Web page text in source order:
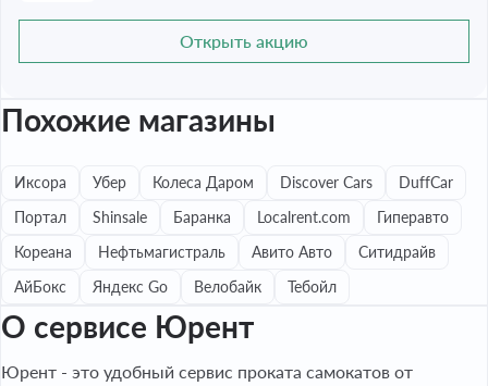
Открыть акцию
Похожие магазины
Иксора Убер Колеса Даром Discover Cars
DuffCar
Портал
Shinsale Баранка Localrent.com
Гиперавто
Кореана
Нефтьмагистраль Авито Авто
Ситидрайв
АйБокс
Яндекс Go Велобайк Тебойл
О сервисе Юрент
Юрент - это удобный сервис проката самокатов от